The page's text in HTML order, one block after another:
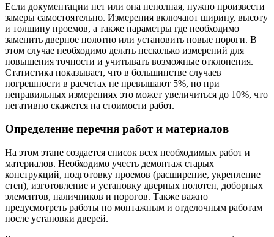
Если документации нет или она неполная, нужно произвести
замеры самостоятельно. Измерения включают ширину, высоту
и толщину проемов, а также параметры где необходимо
заменить дверное полотно или установить новые пороги. В
этом случае необходимо делать несколько измерений для
повышения точности и учитывать возможные отклонения.
Статистика показывает, что в большинстве случаев
погрешности в расчетах не превышают 5%, но при
неправильных измерениях это может увеличиться до 10%, что
негативно скажется на стоимости работ.
Определение перечня работ и материалов
На этом этапе создается список всех необходимых работ и
материалов. Необходимо учесть демонтаж старых
конструкций, подготовку проемов (расширение, укрепление
стен), изготовление и установку дверных полотен, доборных
элементов, наличников и порогов. Также важно
предусмотреть работы по монтажным и отделочным работам
после установки дверей.